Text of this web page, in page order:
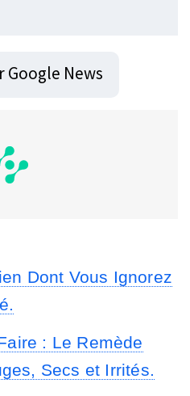
Google News
Dont Vous Ignorez
: Le Remède
Secs et Irrités.